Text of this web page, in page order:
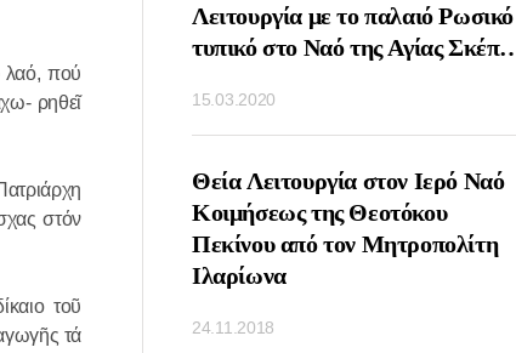
λαό, πού
ρηθεῖ
στόν
τοῦ
τά
ΙΛΑΡΙΩΝΑ
ΑΓΙΟΥ
ΣΤΗΝ
ΤΩΝ
Λειτουργία με το παλαιό Ρωσικό
τυπικό στο Ναό της Αγίας
15.03.2020
Θεία Λειτουργία στον Ιερό Ναό
Κοιμήσεως της Θεοτόκου
Πεκίνου από τον Μητροπολίτη
Ιλαρίωνα
24.11.2018